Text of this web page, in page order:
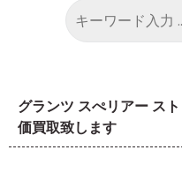
グランツ スぺリアー ス
価買取致します